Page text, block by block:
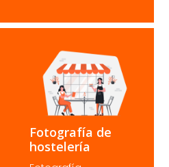
Fotografía de
hostelería